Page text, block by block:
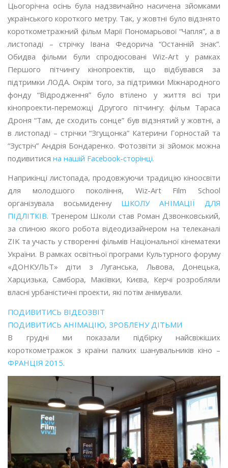
Цьогорічна осінь була надзвичайно насичена зйомками
українського короткого метру. Так, у жовтні було відзнято
короткометражний фільм Марії Пономарьової “Чапля”, а в
листопаді – стрічку Івана Федорича “Останній знак”.
Обидва фільми були спродюсовані Wiz-Art у рамках
Першого пітчингу кінопроектів, що відбувався за
підтримки ЛОДА. Окрім того, за підтримки Міжнародного
фонду “Відродження” було втілено у життя всі три
кінопроекти-переможці Другого пітчингу: фільм Тараса
Дроня “Там, де сходить сонце” був відзнятий у жовтні, а
в листопаді – стрічки “Згущонка” Катерини Горностай та
“Зустріч” Андрія Бондаренко. Фотозвіти зі зйомок можна
подивитися на нашій Facebook-сторінці.
Наприкінці листопада, продовжуючи традицію кіноосвіти
для молодшого покоління, Wiz-Art Film School
організувала восьмиденну ШКОЛУ АНІМАЦІЇ ДЛЯ
ПІДЛІТКІВ. Тренером Школи став Роман Дзвонковський,
за спиною якого робота відеодизайнером на телеканалі
ZIK та участь у створенні фільмів Національної кінематеки
України. В рамках освітньої програми Культурного форуму
«ДОНКУЛЬТ» діти з Луганська, Львова, Донецька,
Харцизька, Самбора, Макіївки, Києва, Керчі розробляли
власні урбаністичні проекти, які потім анімували.
ПОДИВИТИСЬ ВІДЕОЗВІТ
ПОДИВИТИСЬ АНІМАЦІЮ, ЗРОБЛЕНУ ДІТЬМИ
В грудні ми показали підбірку найсвіжіших
короткометражок з країни палких шанувальників кіно –
ФРАНЦІЯ 2015.